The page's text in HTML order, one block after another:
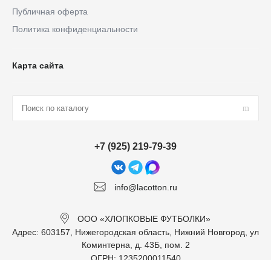
Публичная оферта
Политика конфиденциальности
Карта сайта
info@lacotton.ru
+7 (925) 219-79-39
ООО «ХЛОПКОВЫЕ ФУТБОЛКИ»
Адрес: 603157, Нижегородская область, Нижний Новгород, ул
Коминтерна, д. 43Б, пом. 2